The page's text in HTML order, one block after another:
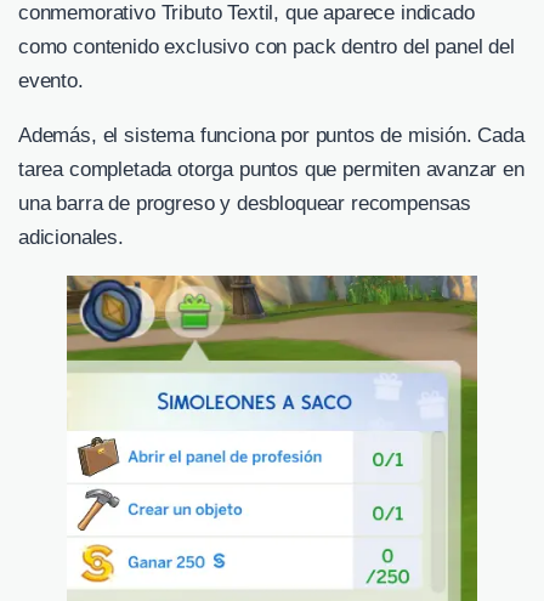
conmemorativo Tributo Textil, que aparece indicado
como contenido exclusivo con pack dentro del panel del
evento.
Además, el sistema funciona por puntos de misión. Cada
tarea completada otorga puntos que permiten avanzar en
una barra de progreso y desbloquear recompensas
adicionales.